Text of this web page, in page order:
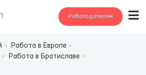
Работодателям
Работа в Европе
Работа в Братиславе